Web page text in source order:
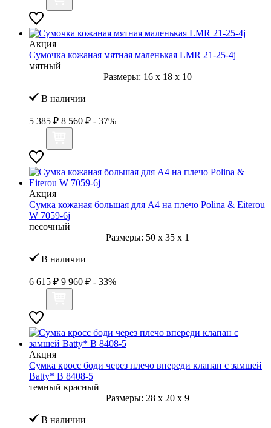
Акция
Сумочка кожаная мятная маленькая LMR 21-25-4j
мятный
Размеры: 16 x 18 x 10
В наличии
5 385 ₽ 8 560 ₽ - 37%
Акция
Сумка кожаная большая для А4 на плечо Polina & Eiterou
W 7059-6j
песочный
Размеры: 50 x 35 x 1
В наличии
6 615 ₽ 9 960 ₽ - 33%
Акция
Сумка кросс боди через плечо впереди клапан с замшей
Batty* B 8408-5
темный красный
Размеры: 28 x 20 x 9
В наличии